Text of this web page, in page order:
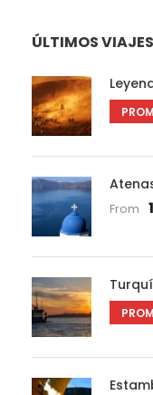
ÚLTIMOS VIAJES
From